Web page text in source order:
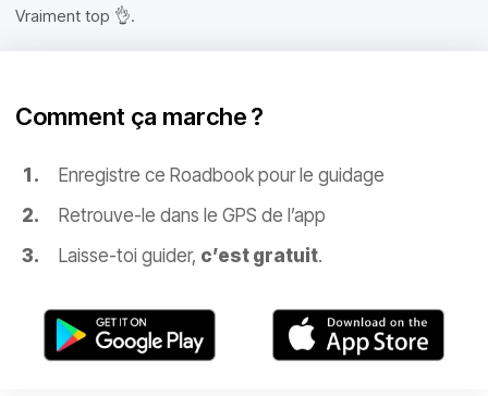
Vraiment top 👌.
Comment ça marche ?
Enregistre ce Roadbook pour le guidage
Retrouve-le dans le GPS de l’app
Laisse-toi guider, c’est gratuit.